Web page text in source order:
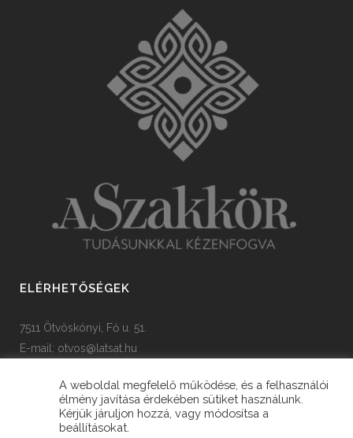
ELÉRHETŐSÉGEK
7511 Ötvöskónyi, Fő u. 51.
E-mail: otvos@latsat.hu
A weboldal megfelelő működése, és a felhasználói
élmény javítása érdekében sütiket használunk.
Kérjük járuljon hozzá, vagy módosítsa a
beállításokat.